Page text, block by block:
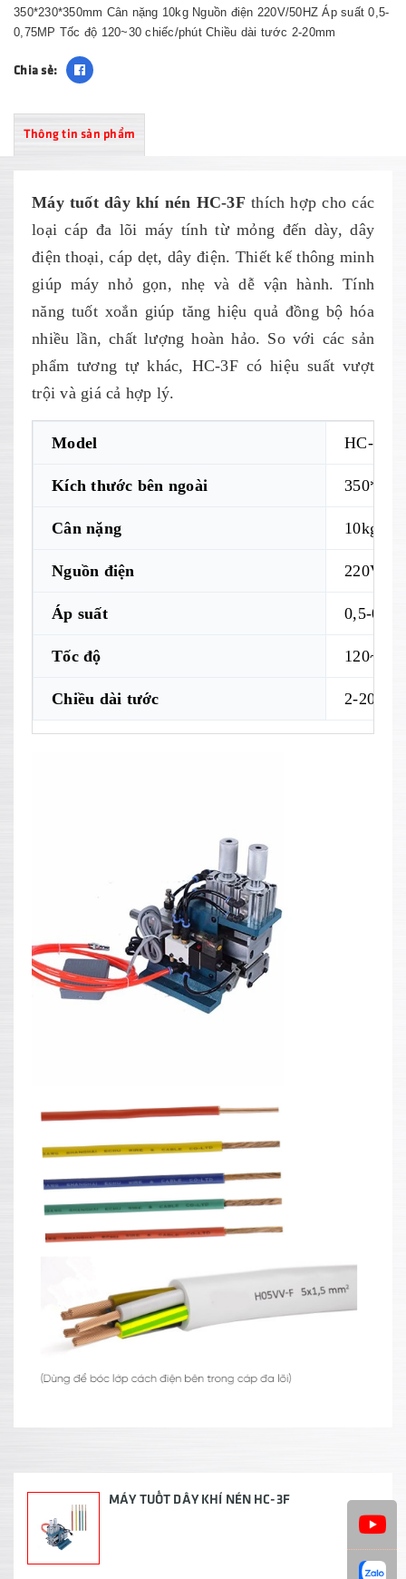
350*230*350mm Cân nặng 10kg Nguồn điện 220V/50HZ Áp suất 0,5-
0,75MP Tốc độ 120~30 chiếc/phút Chiều dài tước 2-20mm
Chia sẻ:
Thông tin sản phẩm
Máy tuốt dây khí nén HC-3Fthích hợp cho các
loại cáp đa lõi máy tính từ mỏng đến dày, dây
điện thoại, cáp dẹt, dây điện. Thiết kế thông minh
giúp máy nhỏ gọn, nhẹ và dễ vận hành. Tính
năng tuốt xoắn giúp tăng hiệu quả đồng bộ hóa
nhiều lần, chất lượng hoàn hảo. So với các sản
phẩm tương tự khác, HC-3F có hiệu suất vượt
trội và giá cả hợp lý.
Model HC-3F
Kích thước bên ngoài
Cân nặng 10kg
Nguồn điện 220V/
Áp suất 0,5-
Tốc độ 120~30
Chiều dài tước 2-20mm
MÁY TUỐT DÂY KHÍ NÉN HC-3F